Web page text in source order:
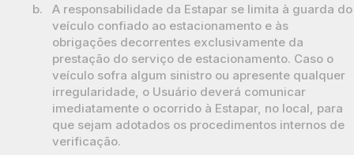
b.
A responsabilidade da Estapar se limita à guarda do
veículo confiado ao estacionamento e às
obrigações decorrentes exclusivamente da
prestação do serviço de estacionamento. Caso o
veículo sofra algum sinistro ou apresente qualquer
irregularidade, o Usuário deverá comunicar
imediatamente o ocorrido à Estapar, no local, para
que sejam adotados os procedimentos internos de
verificação.